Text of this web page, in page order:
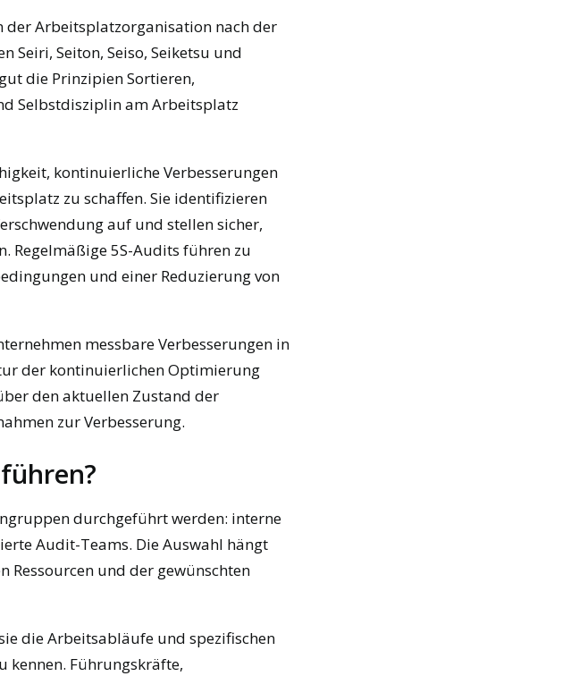
Arbeitsplatzorganisation nach der
Seiri, Seiton, Seiso, Seiketsu und
die Prinzipien Sortieren,
Selbstdisziplin am Arbeitsplatz
kontinuierliche Verbesserungen
zu schaffen. Sie identifizieren
auf und stellen sicher,
Regelmäßige 5S-Audits führen zu
und einer Reduzierung von
messbare Verbesserungen in
der kontinuierlichen Optimierung
den aktuellen Zustand der
zur Verbesserung.
durchgeführt werden: interne
Audit-Teams. Die Auswahl hängt
Ressourcen und der gewünschten
die Arbeitsabläufe und spezifischen
kennen. Führungskräfte,